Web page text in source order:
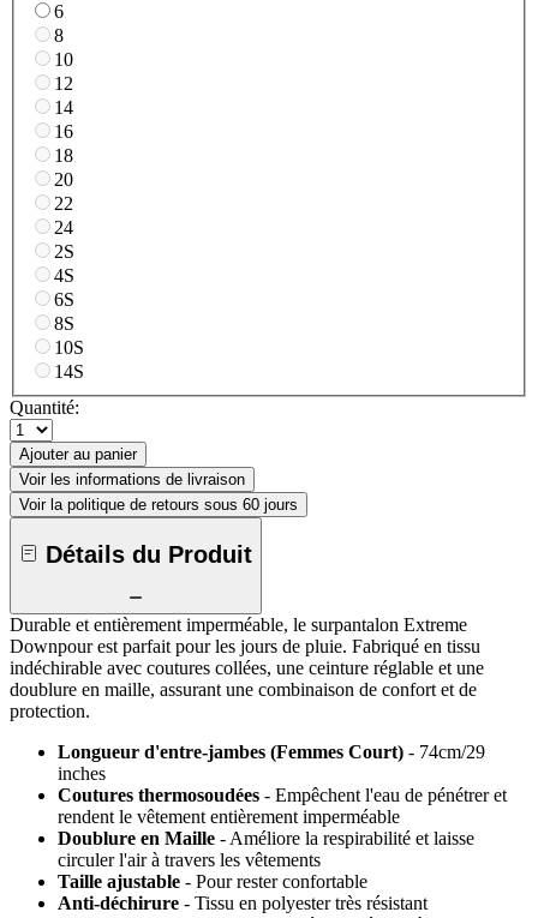
6
8
10
12
14
16
18
20
22
24
2S
4S
6S
8S
10S
14S
Quantité:
Ajouter au panier
Voir les informations de livraison
Voir la politique de retours sous 60 jours
Détails du Produit
Durable et entièrement imperméable, le surpantalon Extreme
Downpour est parfait pour les jours de pluie. Fabriqué en tissu
indéchirable avec coutures collées, une ceinture réglable et une
doublure en maille, assurant une combinaison de confort et de
protection.
Longueur d'entre-jambes (Femmes Court) - 74cm/29
inches
Coutures thermosoudées - Empêchent l'eau de pénétrer et
rendent le vêtement entièrement imperméable
Doublure en Maille - Améliore la respirabilité et laisse
circuler l'air à travers les vêtements
Taille ajustable - Pour rester confortable
Anti-déchirure - Tissu en polyester très résistant